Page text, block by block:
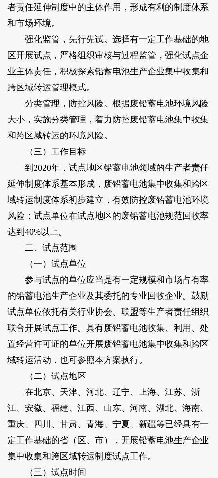
者责任延伸制度中的主体作用，形成有利的制度体系
和市场环境。
强化监管，先行先试。选择有一定工作基础的地
区开展试点，严格组织审核与过程监管，强化试点企
业主体责任，积极探索铅蓄电池生产企业集中收集和
跨区域转运管理模式。
分类管理，防控风险。根据废铅蓄电池环境风险
大小，实施分类管理，着力防控废铅蓄电池集中收集
和跨区域转运的环境风险。
（三）工作目标
到2020年，试点地区铅蓄电池领域的生产者责任
延伸制度体系基本形成，废铅蓄电池集中收集和跨区
域转运制度体系初步建立，有效防控废铅蓄电池环境
风险；试点单位在试点地区的废铅蓄电池规范回收率
达到40%以上。
二、试点范围
（一）试点单位
参与试点的单位应当是有一定规模和市场占有率
的铅蓄电池生产企业及其委托的专业回收企业。鼓励
试点单位依托有关行业协会、联盟等生产者责任组织
联合开展试点工作。具有废铅蓄电池收集、利用、处
置经营许可证的单位开展废铅蓄电池集中收集和跨区
域转运活动，也可参照本方案执行。
（二）试点地区
在北京、天津、河北、辽宁、上海、江苏、浙
江、安徽、福建、江西、山东、河南、湖北、海南、
重庆、四川、甘肃、青海、宁夏、新疆等已经具有一
定工作基础的省（区、市），开展铅蓄电池生产企业
集中收集和跨区域转运制度试点工作。
（三）试点时间